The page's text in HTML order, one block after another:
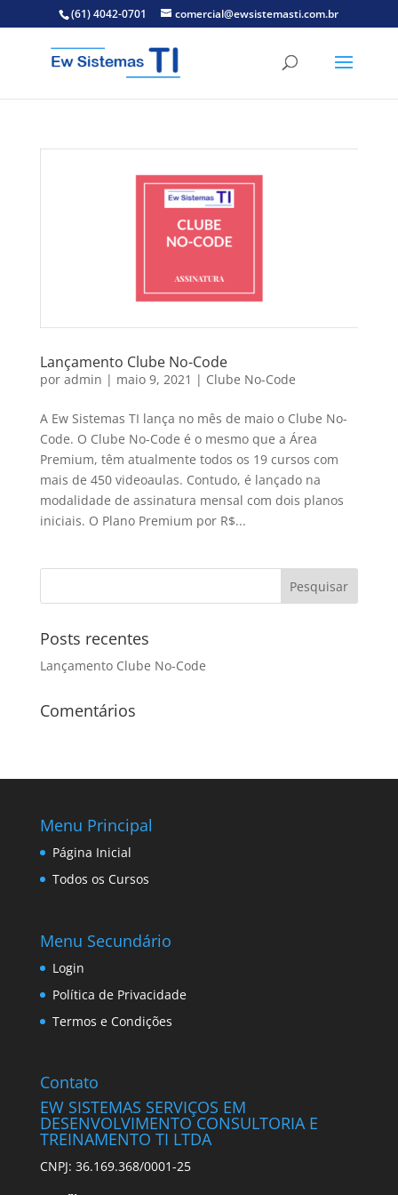
(61) 4042-0701 comercial@ewsistemasti.com.br
Lançamento Clube No-Code
por admin | maio 9, 2021 | Clube No-Code
A Ew Sistemas TI lança no mês de maio o Clube No-
Code. O Clube No-Code é o mesmo que a Área
Premium, têm atualmente todos os 19 cursos com
mais de 450 videoaulas. Contudo, é lançado na
modalidade de assinatura mensal com dois planos
iniciais. O Plano Premium por R$...
Posts recentes
Lançamento Clube No-Code
Comentários
Menu Principal
Página Inicial
Todos os Cursos
Menu Secundário
Login
Política de Privacidade
Termos e Condições
Contato
EW SISTEMAS SERVIÇOS EM
DESENVOLVIMENTO CONSULTORIA E
TREINAMENTO TI LTDA
CNPJ: 36.169.368/0001-25